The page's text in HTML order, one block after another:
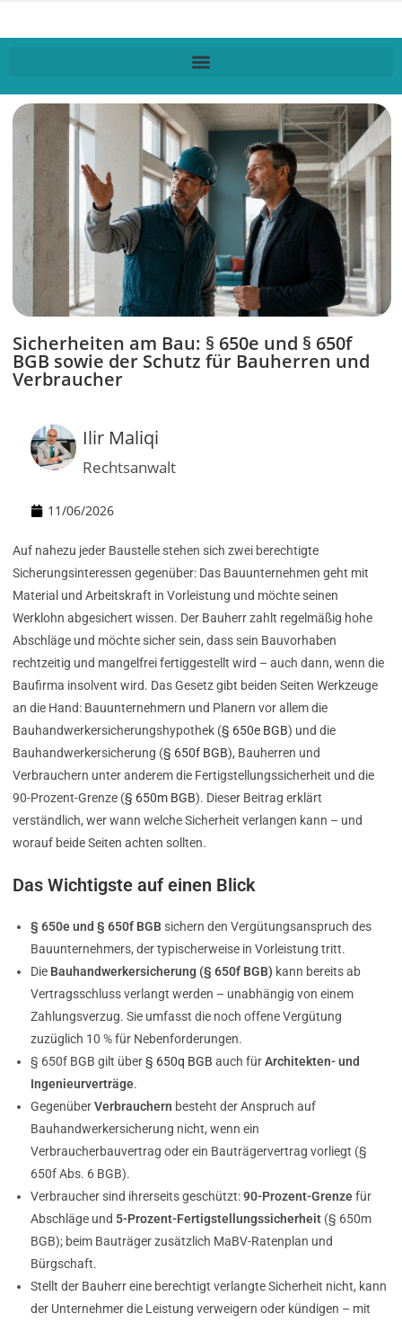
Sicherheiten am Bau: § 650e und § 650f
BGB sowie der Schutz für Bauherren und
Verbraucher
Ilir Maliqi
Rechtsanwalt
11/06/2026
Auf nahezu jeder Baustelle stehen sich zwei berechtigte
Sicherungsinteressen gegenüber: Das Bauunternehmen geht mit
Material und Arbeitskraft in Vorleistung und möchte seinen
Werklohn abgesichert wissen. Der Bauherr zahlt regelmäßig hohe
Abschläge und möchte sicher sein, dass sein Bauvorhaben
rechtzeitig und mangelfrei fertiggestellt wird – auch dann, wenn die
Baufirma insolvent wird. Das Gesetz gibt beiden Seiten Werkzeuge
an die Hand: Bauunternehmern und Planern vor allem die
Bauhandwerkersicherungshypothek (§ 650e BGB) und die
Bauhandwerkersicherung (§ 650f BGB), Bauherren und
Verbrauchern unter anderem die Fertigstellungssicherheit und die
90-Prozent-Grenze (§ 650m BGB). Dieser Beitrag erklärt
verständlich, wer wann welche Sicherheit verlangen kann – und
worauf beide Seiten achten sollten.
Das Wichtigste auf einen Blick
§ 650e und § 650f BGBsichern den Vergütungsanspruch des
Bauunternehmers, der typischerweise in Vorleistung tritt.
Die Bauhandwerkersicherung (§ 650f BGB) kann bereits ab
Vertragsschluss verlangt werden – unabhängig von einem
Zahlungsverzug. Sie umfasst die noch offene Vergütung
zuzüglich 10 % für Nebenforderungen.
§ 650f BGB gilt über§ 650q BGB auch fürArchitekten- und
Ingenieurverträge.
GegenüberVerbrauchern besteht der Anspruch auf
Bauhandwerkersicherung nicht, wenn ein
Verbraucherbauvertrag oder ein Bauträgervertrag vorliegt (§
650f Abs. 6 BGB).
Verbraucher sind ihrerseits geschützt:90-Prozent-Grenzefür
Abschläge und 5-Prozent-Fertigstellungssicherheit (§ 650m
BGB); beim Bauträger zusätzlich MaBV-Ratenplan und
Bürgschaft.
Stellt der Bauherr eine berechtigt verlangte Sicherheit nicht, kann
der Unternehmer die Leistung verweigern oder kündigen – mit